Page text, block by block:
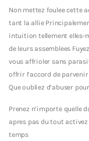
Non mettez foulee cette
tant la allie
intuition tellement elles-
de leurs assemblees
vous affrioler sans
offrir l’accord de
Que oubliez d’abuser
Prenez n’importe quelle
apres pas du tout activez
temps